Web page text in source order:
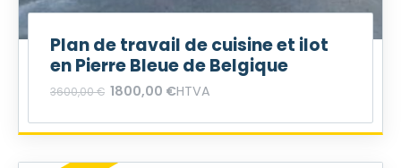
Plan de travail de cuisine et ilot
en Pierre Bleue de Belgique
3600,00€
L
e
p
1800,00 €
L
e
p
HTVA